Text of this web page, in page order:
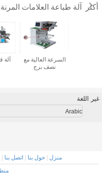
أكثر آلة طباعة العلامات المرنة
آلة
السرعة العالية مع
نصف برج
غير اللغة
Arabic
منزل |حول بنا |اتصل بنا |